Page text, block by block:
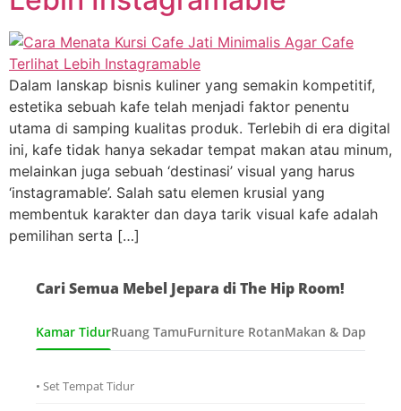
Dalam lanskap bisnis kuliner yang semakin kompetitif,
estetika sebuah kafe telah menjadi faktor penentu
utama di samping kualitas produk. Terlebih di era digital
ini, kafe tidak hanya sekadar tempat makan atau minum,
melainkan juga sebuah ‘destinasi’ visual yang harus
‘instagramable’. Salah satu elemen krusial yang
membentuk karakter dan daya tarik visual kafe adalah
pemilihan serta […]
Cari Semua Mebel Jepara di The Hip Room!
Kamar TidurRuang TamuFurniture RotanMakan & Dapur
• Set Tempat Tidur